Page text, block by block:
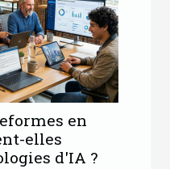
en
elles
d'IA ?